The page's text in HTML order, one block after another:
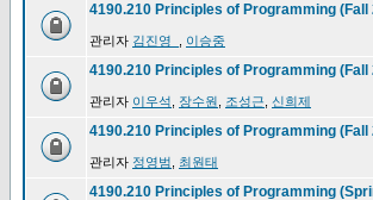
4190.210 Principles of Programming (Fall
관리자 김진영_ 이승중
4190.210 Principles of Programming (Fall
관리자 이우석 장수원 조성근 신희제
4190.210 Principles of Programming (Fall
관리자 정영범 최원태
4190.210 Principles of Programming